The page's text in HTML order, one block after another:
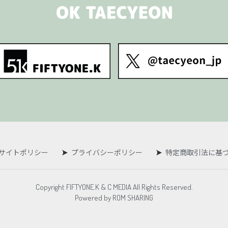
イトポリシー プライバシーポリシー 特定商取引法に基
Copyright FIFTYONE.K & C MEDIA All Rights Reserved.
Powered by ROM SHARING